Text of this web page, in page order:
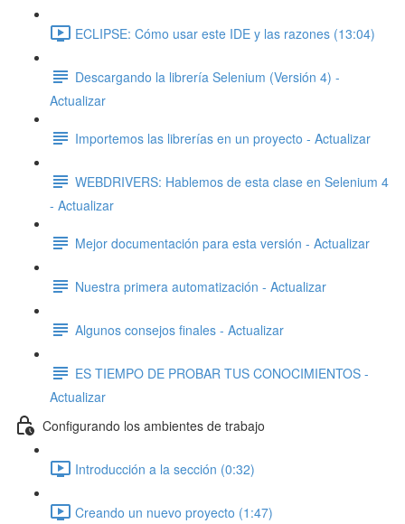
ECLIPSE: Cómo usar este IDE y las razones (13:04)
Descargando la librería Selenium (Versión 4) -
Actualizar
Importemos las librerías en un proyecto - Actualizar
WEBDRIVERS: Hablemos de esta clase en Selenium 4
- Actualizar
Mejor documentación para esta versión - Actualizar
Nuestra primera automatización - Actualizar
Algunos consejos finales - Actualizar
ES TIEMPO DE PROBAR TUS CONOCIMIENTOS -
Actualizar
Configurando los ambientes de trabajo
Introducción a la sección (0:32)
Creando un nuevo proyecto (1:47)